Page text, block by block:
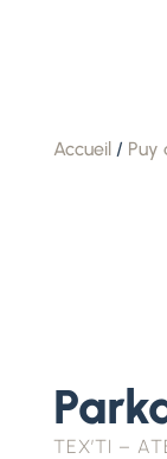
Accueil/ Puy
TEX’TI –